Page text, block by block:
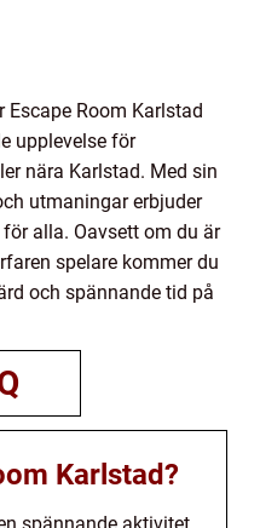
Room Karlstad
upplevelse för
nära Karlstad. Med sin
utmaningar erbjuder
alla. Oavsett om du är
spelare kommer du
och spännande tid på
Karlstad?